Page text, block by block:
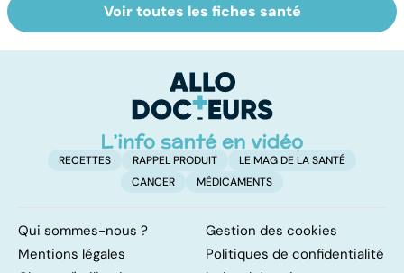
Cicatrices :
réparer la
Rides : des
crèmes aux
Voir toutes les fiches santé
RECETTES RAPPEL PRODUIT
LE MAG DE LA SANTÉ
CANCER
MÉDICAMENTS
Qui sommes-nous ?
Gestion des cookies
Mentions légales
Politiques de confidentialité